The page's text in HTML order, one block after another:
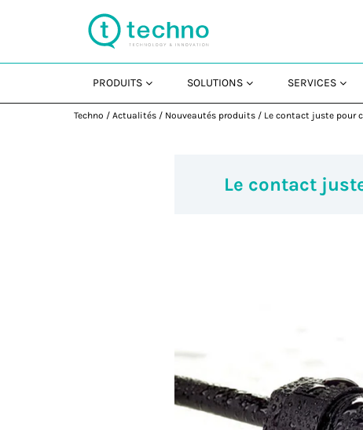
PRODUITS SOLUTIONS SERVICES
Techno / Actualités / Nouveautés produits / Le contact juste pour
Le contact